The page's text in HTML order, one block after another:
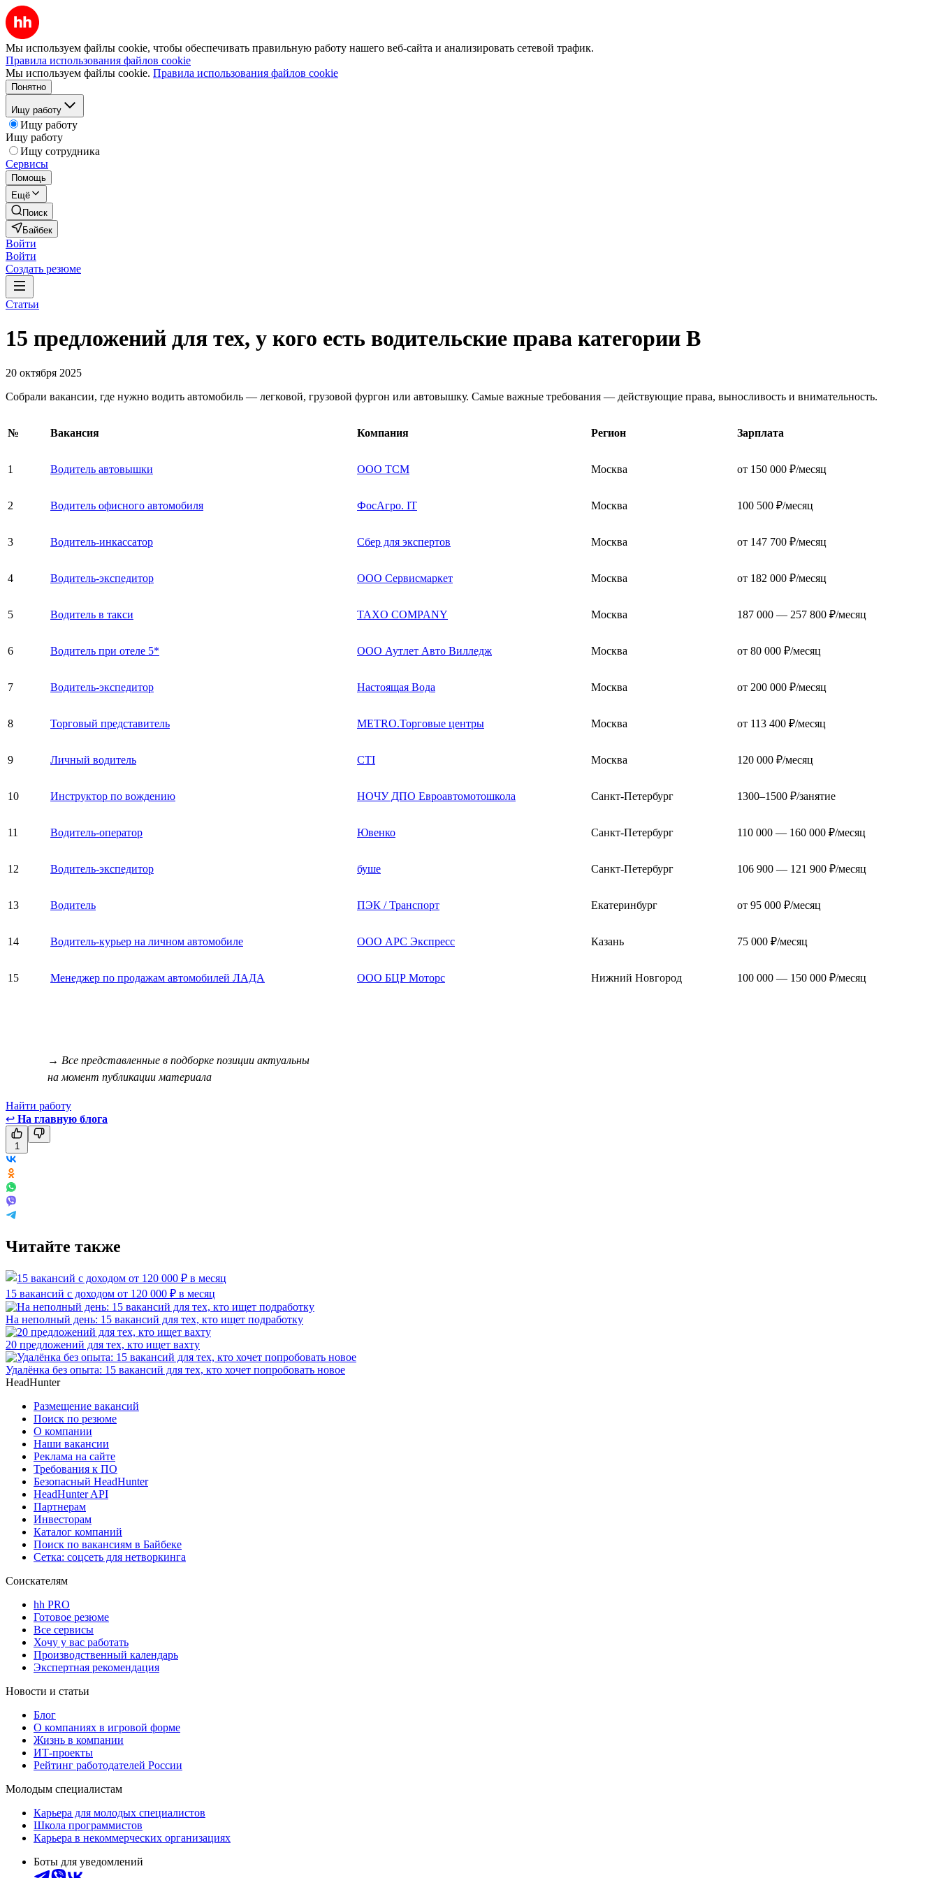
Мы используем файлы cookie, чтобы обеспечивать правильную работу нашего веб-сайта и анализировать сетевой трафик.
Правила использования файлов cookie
Мы используем файлы cookie. Правила использования файлов cookie
Понятно
Ищу работу
Ищу работу
Ищу работу
Ищу сотрудника
Сервисы
Помощь
Ещё
Поиск
Байбек
Войти
Войти
Создать резюме
Статьи
15 предложений для тех, у кого есть водительские права категории В
20 октября 2025
Собрали вакансии, где нужно водить автомобиль — легковой, грузовой фургон или автовышку. Самые важные требования — действующие права, выносливость и внимательность.
№ Вакансия Компания Регион Зарплата
1 Водитель автовышки ООО ТСМ Москва от 150 000 ₽/месяц
2 Водитель офисного автомобиля ФосАгро. IT Москва 100 500 ₽/месяц
3 Водитель-инкассатор Сбер для экспертов Москва от 147 700 ₽/месяц
4 Водитель-экспедитор ООО Сервисмаркет Москва от 182 000 ₽/месяц
5 Водитель в такси TAXO COMPANY Москва 187 000 — 257 800 ₽/месяц
6 Водитель при отеле 5* ООО Аутлет Авто Вилледж Москва от 80 000 ₽/месяц
7 Водитель-экспедитор Настоящая Вода Москва от 200 000 ₽/месяц
8 Торговый представитель METRO.Торговые центры Москва от 113 400 ₽/месяц
9 Личный водитель CTI Москва 120 000 ₽/месяц
10 Инструктор по вождению НОЧУ ДПО Евроавтомотошкола Санкт-Петербург 1300–1500 ₽/занятие
11 Водитель-оператор Ювенко Санкт-Петербург 110 000 — 160 000 ₽/месяц
12 Водитель-экспедитор буше Санкт-Петербург 106 900 — 121 900 ₽/месяц
13 Водитель ПЭК / Транспорт Екатеринбург от 95 000 ₽/месяц
14 Водитель-курьер на личном автомобиле ООО АРС Экспресс Казань 75 000 ₽/месяц
15 Менеджер по продажам автомобилей ЛАДА ООО БЦР Моторс Нижний Новгород 100 000 — 150 000 ₽/месяц
→ Все представленные в подборке позиции актуальны
на момент публикации материала
Найти работу
↩ На главную блога
1
Читайте также
15 вакансий с доходом от 120 000 ₽ в месяц
На неполный день: 15 вакансий для тех, кто ищет подработку
20 предложений для тех, кто ищет вахту
Удалёнка без опыта: 15 вакансий для тех, кто хочет попробовать новое
HeadHunter
Размещение вакансий
Поиск по резюме
О компании
Наши вакансии
Реклама на сайте
Требования к ПО
Безопасный HeadHunter
HeadHunter API
Партнерам
Инвесторам
Каталог компаний
Поиск по вакансиям в Байбеке
Сетка: соцсеть для нетворкинга
Соискателям
hh PRO
Готовое резюме
Все сервисы
Хочу у вас работать
Производственный календарь
Экспертная рекомендация
Новости и статьи
Блог
О компаниях в игровой форме
Жизнь в компании
ИТ-проекты
Рейтинг работодателей России
Молодым специалистам
Карьера для молодых специалистов
Школа программистов
Карьера в некоммерческих организациях
Боты для уведомлений